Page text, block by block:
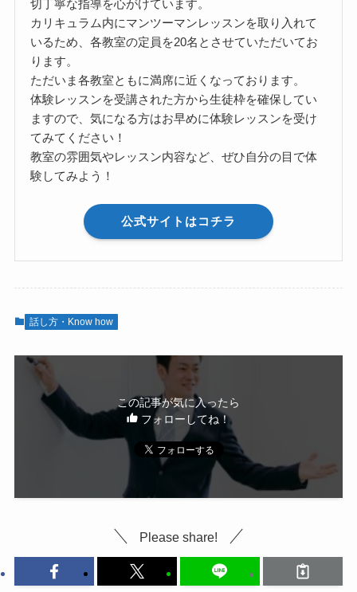
切丁寧な指導を心がけています。
カリキュラム内にマンツーマンレッスンを取り入れて
いるため、各教室の定員を20名とさせていただいてお
ります。
ただいま各教室ともに満席に近くなっております。
体験レッスンを受講された方から生徒枠を確保してい
ますので、気になる方はお早めに体験レッスンを受け
てみてください！
教室の雰囲気やレッスン内容など、ぜひ自分の目で体
験してみよう！
公式サイトはコチラ
話し方・Know how
この記事が気に入ったら
フォローしてね！
Please share!